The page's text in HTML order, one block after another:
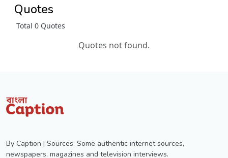
Quotes
Total 0 Quotes
Quotes not found.
By Caption | Sources: Some authentic internet sources,
newspapers, magazines and television interviews.